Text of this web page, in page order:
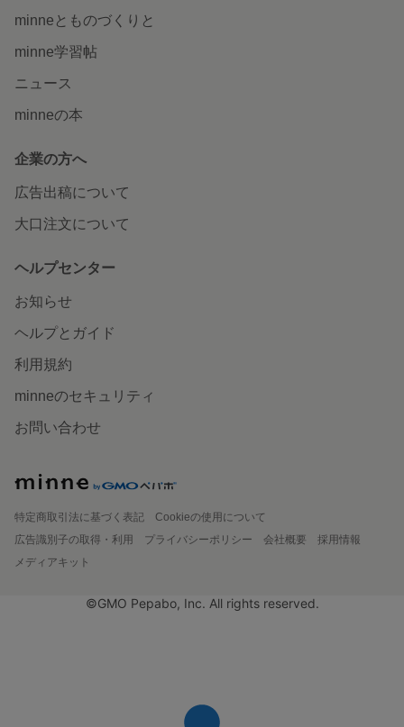
minneとものづくりと
minne学習帖
ニュース
minneの本
企業の方へ
広告出稿について
大口注文について
ヘルプセンター
お知らせ
ヘルプとガイド
利用規約
minneのセキュリティ
お問い合わせ
特定商取引法に基づく表記
Cookieの使用について
広告識別子の取得・利用
プライバシーポリシー 会社概要
採用情報
メディアキット
©GMO Pepabo, Inc. All rights reserved.